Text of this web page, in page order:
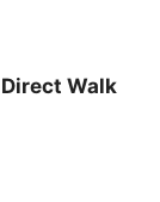
Walk